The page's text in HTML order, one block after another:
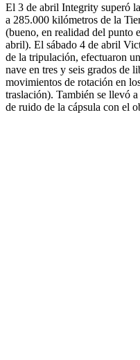
El 3 de abril Integrity superó
a 285.000 kilómetros de la
(bueno, en realidad del punto
abril). El sábado 4 de abril
de la tripulación, efectuaron
nave en tres y seis grados de
movimientos de rotación en
traslación). También se llevó
de ruido de la cápsula con el